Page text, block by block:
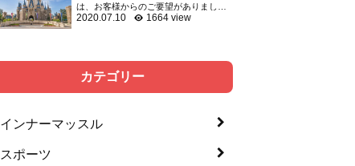
は、お客様からのご要望がありました
ので、ディズニーで食べられるダイエ
がディズニーでのダ...
2020.07.10 1664 view
カテゴリー
インナーマッスル
スポーツ